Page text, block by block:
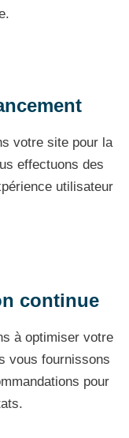
votre site pour la
effectuons des
utilisateur
continue
à optimiser votre
vous fournissons
pour